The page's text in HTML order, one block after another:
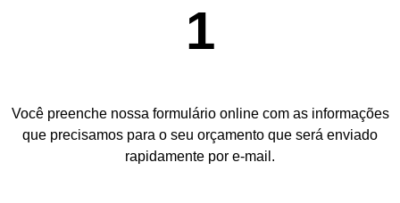
1
Você preenche nossa formulário online com as informações
que precisamos para o seu orçamento que será enviado
rapidamente por e-mail.